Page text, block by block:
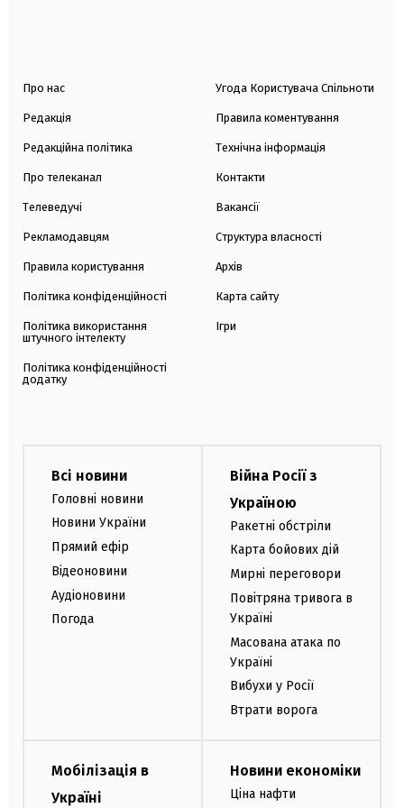
Про нас
Редакція
Редакційна політика
Про телеканал
Телеведучі
Рекламодавцям
Правила користування
Політика конфіденційності
Політика використання
штучного інтелекту
Політика конфіденційності
додатку
Угода Користувача Спільноти
Правила коментування
Технічна інформація
Контакти
Вакансії
Структура власності
Архів
Карта сайту
Ігри
Всі новини
Головні новини
Новини України
Прямий ефір
Відеоновини
Аудіоновини
Погода
Війна Росії з
Україною
Ракетні обстріли
Карта бойових дій
Мирні переговори
Повітряна тривога в
Україні
Масована атака по
Україні
Вибухи у Росії
Втрати ворога
Мобілізація в
Україні
Новини економіки
Ціна нафти